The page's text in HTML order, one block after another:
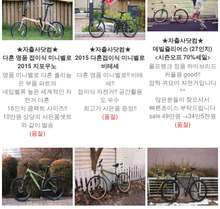
★자출사닷컴★
다혼 명품 접이식 미니벨로
2015 지포우노
명품 미니벨로 다혼 퀄리높
은 부품 파트와
네임벨류 높은 세계적인 자
전거 다혼
16인치 콤팩트 사이즈!!
10만원 상당의 사은품셋트
와 같이 발송
(품절)
★자출사닷컴★
2015 다혼접이식 미니벨로
비테세
다혼 명품 미니벨로!! 비테
세!!
접이식 자전거!! 공간활용
도 우수
최고가 사은품 증정!!
(품절)
★자출사닷컴★
데빌쥴리어스 (27인치)
<시즌오프 70%세일>
폴프랭크 정품 하이브리드
커플용 good!!
깜찍 귀요미 자전거입니다
^^
많은분들이 찾으셔서
빠른초이스 부탁드립니다
sale 49만원 →34만5천원
(품절)